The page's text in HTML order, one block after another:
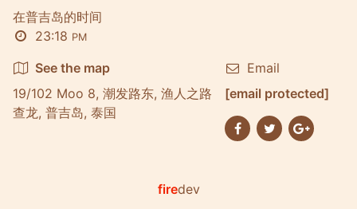
在普吉岛的时间
23:18 PM
See the map
19/102 Moo 8, 潮发路东, 渔人之路
查龙, 普吉岛, 泰国
Email
[email protected]
firedev